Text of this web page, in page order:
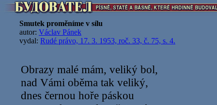
Smutek proměníme v sílu
autor: Václav Pánek
vydal: Rudé právo, 17. 3. 1953, roč. 33, č. 75, s. 4.
Obrazy malé mám, veliký bol,
nad Vámi oběma tak veliký,
dnes černou hoře páskou